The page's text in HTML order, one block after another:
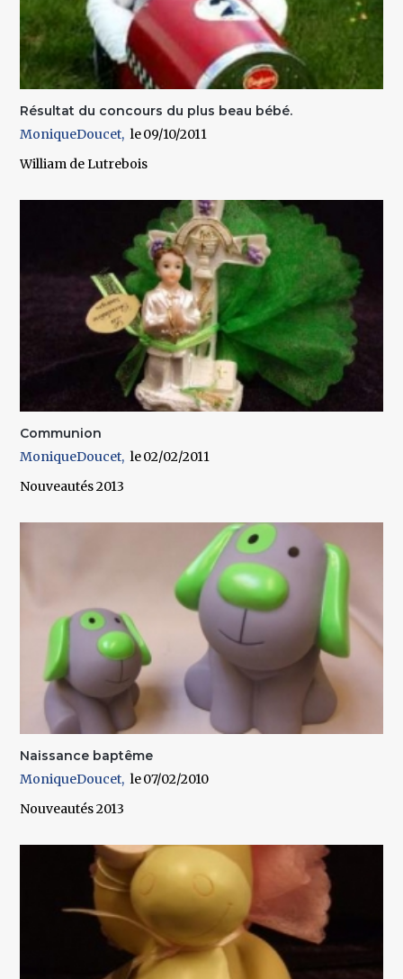
Résultat du concours du plus beau bébé.
MoniqueDoucet
09/10/2011
William de Lutrebois
Communion
MoniqueDoucet
02/02/2011
Nouveautés 2013
Naissance baptême
MoniqueDoucet
07/02/2010
Nouveautés 2013